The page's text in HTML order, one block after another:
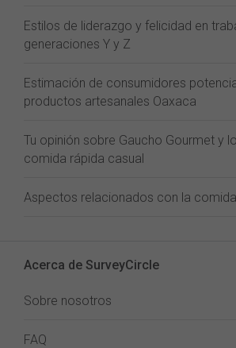
Estilos de liderazgo y felicidad en
generaciones Y y Z
Estimación de consumidores
productos artesanales Oaxaca
Tu opinión sobre Gaucho Gourmet y
comida rápida casual
Aspectos relacionados con la
Acerca de SurveyCircle
Sobre nosotros
FAQ